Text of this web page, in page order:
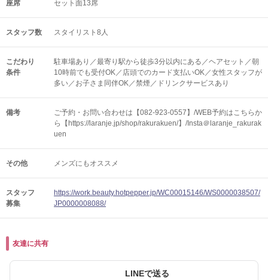
座席 セット面13席
スタッフ数 スタイリスト8人
こだわり
条件
駐車場あり／最寄り駅から徒歩3分以内にある／ヘアセット／朝
10時前でも受付OK／店頭でのカード支払いOK／女性スタッフが
多い／お子さま同伴OK／禁煙／ドリンクサービスあり
備考
ご予約・お問い合わせは【082-923-0557】/WEB予約はこちらか
ら【https://laranje.jp/shop/rakurakuen/】/Insta＠laranje_rakurak
uen
その他 メンズにもオススメ
スタッフ
募集
https://work.beauty.hotpepper.jp/WC00015146/WS0000038507/
JP0000008088/
友達に共有
LINEで送る